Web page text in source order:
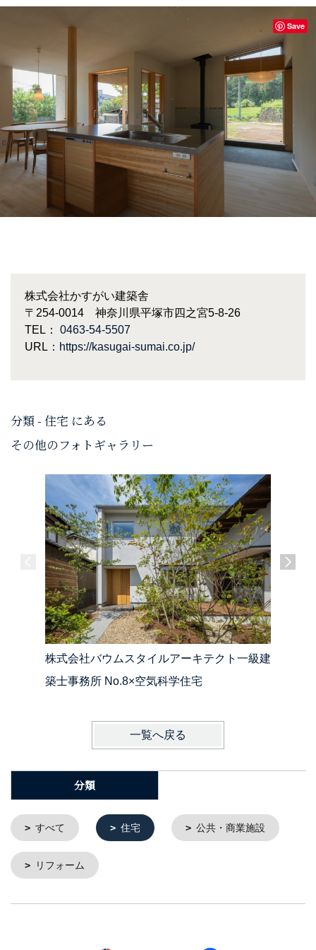
Save
株式会社かすがい建築舎
〒254-0014 神奈川県平塚市四之宮5-8-26
TEL： 0463-54-5507
URL： https://kasugai-sumai.co.jp/
分類 - 住宅 にある
その他のフォトギャラリー
株式会社バウムスタイルアーキテクト一級建
築士事務所 No.8×空気科学住宅
一覧へ戻る
分類
すべて 住宅 公共・商業施設
リフォーム